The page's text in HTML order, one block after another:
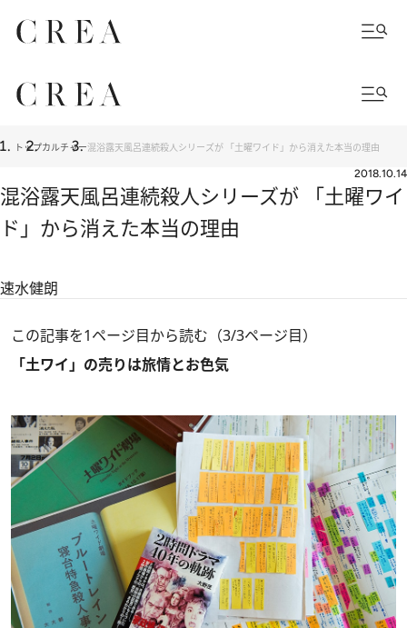
トップカルチャー混浴露天風呂連続殺人シリーズが 「土曜ワイド」から消えた本当の理由
2018.10.14
混浴露天風呂連続殺人シリーズが 「土曜ワイ
ド」から消えた本当の理由
速水健朗
この記事を1ページ目から読む（3/3ページ目）
「土ワイ」の売りは旅情とお色気